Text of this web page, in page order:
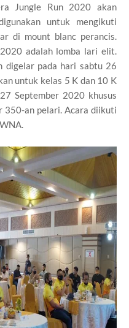
Jungle Run 2020 akan
untuk mengikuti
di mount blanc perancis.
adalah lomba lari elit.
digelar pada hari sabtu 26
untuk kelas 5 K dan 10 K
September 2020 khusus
350-an pelari. Acara diikuti